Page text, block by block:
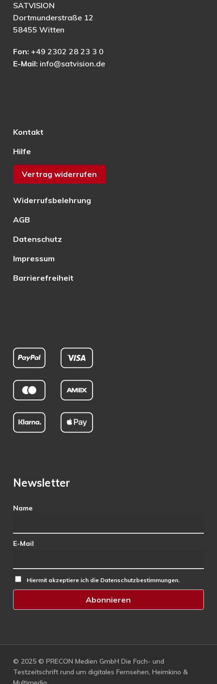
SATVISION
Dortmunderstraße 12
58455 Witten
Fon: +49 2302 28 23 3 0
E-Mail: info@satvision.de
Kontakt
Hilfe
Vertrag widerrufen
Widerrufsbelehrung
AGB
Datenschutz
Impressum
Barrierefreiheit
Newsletter
Name
E-Mail
Hiermit akzeptiere ich die Datenschutzbestimmungen.
© 2025 © PRECON Medien GmbH Die Fach- und
Testzeitschrift rund um digitales Fernsehen, Heimkino &